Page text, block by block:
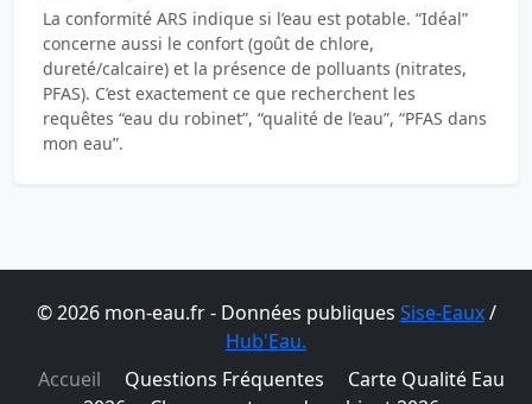
La conformité ARS indique si l’eau est potable. “Idéal”
concerne aussi le confort (goût de chlore,
dureté/calcaire) et la présence de polluants (nitrates,
PFAS). C’est exactement ce que recherchent les
requêtes “eau du robinet”, “qualité de l’eau”, “PFAS dans
mon eau”.
© 2026 mon-eau.fr - Données publiques Sise-Eaux/
Hub'Eau.
Accueil
Questions Fréquentes
Carte Qualité Eau